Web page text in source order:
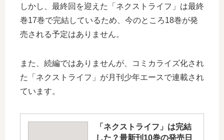
しかし、最終回を迎えた「ネクストライフ」は最終
巻17巻で完結しているため、今のところ18巻が発
売される予定はありません。
また、続編ではありませんが、コミカライズ化され
た「ネクストライフ」が月刊少年エースで連載され
ています。
「ネクストライフ」は完結
した？最新刊10巻の発売日